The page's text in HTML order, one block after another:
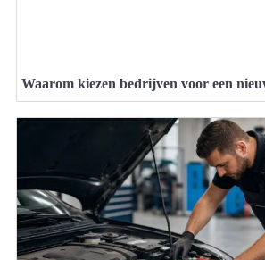
Waarom kiezen bedrijven voor een